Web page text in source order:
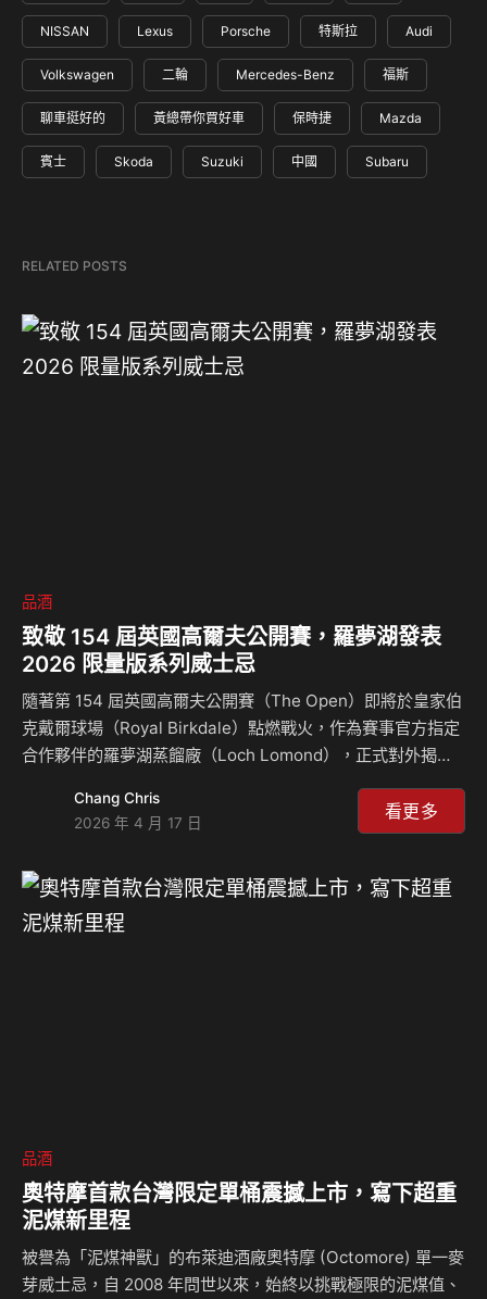
NISSAN Lexus Porsche 特斯拉 Audi
Volkswagen 二輪 Mercedes-Benz 福斯
聊車挺好的 黃總帶你買好車 保時捷 Mazda
賓士 Skoda Suzuki 中國 Subaru
RELATED POSTS
品酒
致敬 154 屆英國高爾夫公開賽，羅夢湖發表
2026 限量版系列威士忌
隨著第 154 屆英國高爾夫公開賽（The Open）即將於皇家伯
克戴爾球場（Royal Birkdale）點燃戰火，作為賽事官方指定
合作夥伴的羅夢湖蒸餾廠（Loch Lomond），正式對外揭曉
新作不僅延續了蒸餾廠與體育盛事的緊密聯繫，更透過創新的
桶陳技術，將威士忌與高爾夫球優雅且精準的特質完美結合。
場 本次發表的系列包含兩款核心產品，皆由羅夢湖首席調酒
師 Michael Henry 親自操刀。 第一款為「The Open
Chang Chris
2026 年 4 月 17 日
看更多
品酒
奧特摩首款台灣限定單桶震撼上市，寫下超重
泥煤新里程
被譽為「泥煤神獸」的布萊迪酒廠奧特摩 (Octomore) 單一麥
芽威士忌，自 2008 年問世以來，始終以挑戰極限的泥煤值、